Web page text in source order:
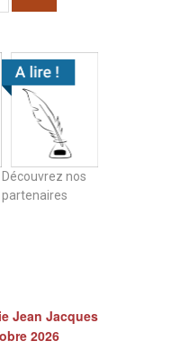
Découvrez nos
partenaires
Jean Jacques
2026